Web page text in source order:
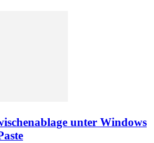
unter Windows